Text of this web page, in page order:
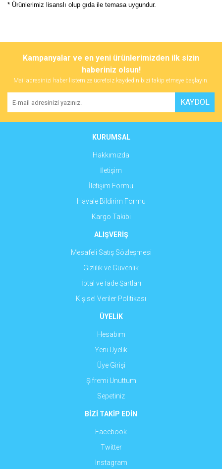
* Ürünlerimiz lisanslı olup gıda ile temasa uygundur.
Bu ürüne ilk yorumu siz yapın!
Yorum Yaz
tarafımıza iletebilirsiniz.
Görüş ve önerileriniz için teşekkür ederiz.
Ürün resmi kalitesiz, bozuk veya görüntülenemiyor.
Ürün açıklamasında eksik bilgiler bulunuyor.
Ürün fiyatı diğer sitelerden daha pahalı.
Gönder
Kampanyalar ve en yeni ürünlerimizden ilk sizin
haberiniz olsun!
Mail adresinizi haber listemize ücretsiz kaydedin bizi takip etmeye başlayın.
KAYDOL
KURUMSAL
Hakkımızda
İletişim
İletişim Formu
Havale Bildirim Formu
Kargo Takibi
ALIŞVERİŞ
Mesafeli Satış Sözleşmesi
Gizlilik ve Güvenlik
İptal ve İade Şartları
Kişisel Veriler Politikası
ÜYELİK
Hesabım
Yeni Üyelik
Üye Girişi
Şifremi Unuttum
Sepetiniz
BİZİ TAKİP EDİN
Facebook
Twitter
Instagram